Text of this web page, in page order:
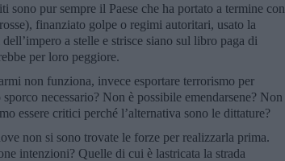
sono pur sempre il Paese che ha portato a termine con
finanziato golpe o regimi autoritari, usato la
a stelle e strisce siano sul libro paga di
per loro peggiore.
non funziona, invece esportare terrorismo per
necessario? Non è possibile emendarsene? Non
essere critici perché l’alternativa sono le dittature?
non si sono trovate le forze per realizzarla prima.
intenzioni? Quelle di cui è lastricata la strada